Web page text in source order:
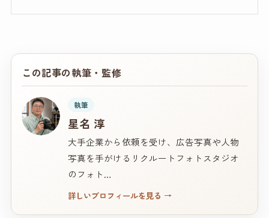
この記事の執筆・監修
執筆
星名 淳
大手企業から依頼を受け、広告写真や人物
写真を手がけるリクルートフォトスタジオ
のフォト…
詳しいプロフィールを見る →